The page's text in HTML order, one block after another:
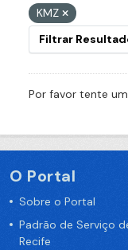
KMZ
Filtrar
Por favor tente
O Portal
Sobre o Portal
Padrão de Serviço
Recife